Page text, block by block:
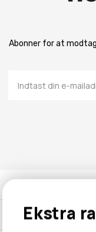
Abonner for at
Ekstra